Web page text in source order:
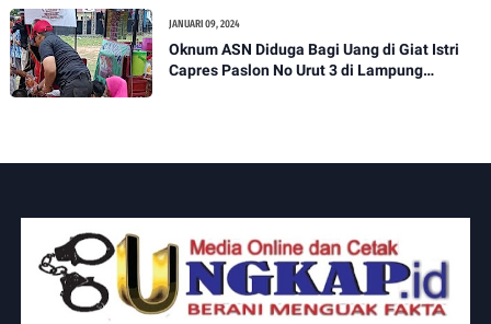
JANUARI 09, 2024
Oknum ASN Diduga Bagi Uang di Giat Istri
Capres Paslon No Urut 3 di Lampung